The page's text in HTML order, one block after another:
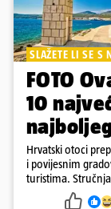
SLAŽETE LI SE S
FOTO
10
Hrvatski otoci
i povijesnim
turistima.
rangirali ih